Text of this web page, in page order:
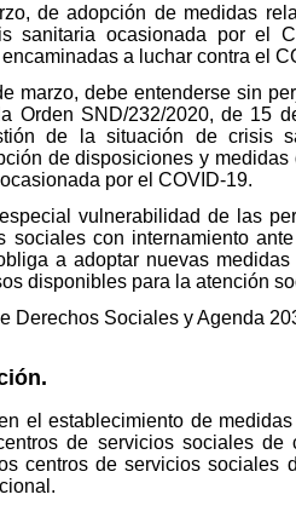
de adopción de medidas
sanitaria ocasionada por el
a luchar contra el
marzo, debe entenderse sin
Orden SND/232/2020, de 15
de la situación de crisis
de disposiciones y
por el COVID-19.
vulnerabilidad de las
sociales con internamiento
a adoptar nuevas
disponibles para la atención
Derechos Sociales y Agenda
el establecimiento de
de servicios sociales de
centros de servicios